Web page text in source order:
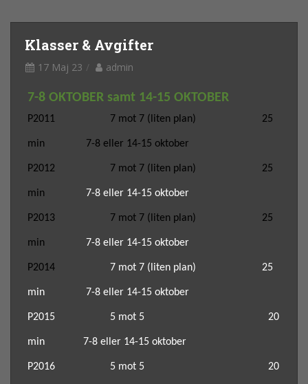
Klasser & Avgifter
17 Maj 23 admin
7-8 OKTOBER samt 14-15 OKTOBER
P2011 7 mot 7 (liten plan) 25
min 7-8 eller 14-15 oktober
P2012 7 mot 7 (liten plan) 25
min 7-8 eller 14-15 oktober
P2013 7 mot 7 (liten plan) 25
min 7-8 eller 14-15 oktober
P2014 7 mot 7 (liten plan) 25
min 7-8 eller 14-15 oktober
P2015 5 mot 5 20
min 7-8 eller 14-15 oktober
P2016 5 mot 5 20